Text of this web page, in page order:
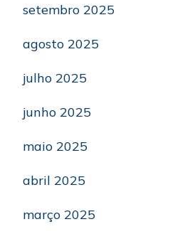
setembro 2025
agosto 2025
julho 2025
junho 2025
maio 2025
abril 2025
março 2025